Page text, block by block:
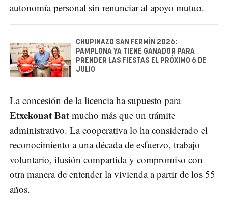
autonomía personal sin renunciar al apoyo mutuo.
CHUPINAZO SAN FERMÍN 2026:
PAMPLONA YA TIENE GANADOR PARA
PRENDER LAS FIESTAS EL PRÓXIMO 6 DE
JULIO
La concesión de la licencia ha supuesto para
Etxekonat Bat mucho más que un trámite
administrativo. La cooperativa lo ha considerado el
reconocimiento a una década de esfuerzo, trabajo
voluntario, ilusión compartida y compromiso con
otra manera de entender la vivienda a partir de los 55
años.